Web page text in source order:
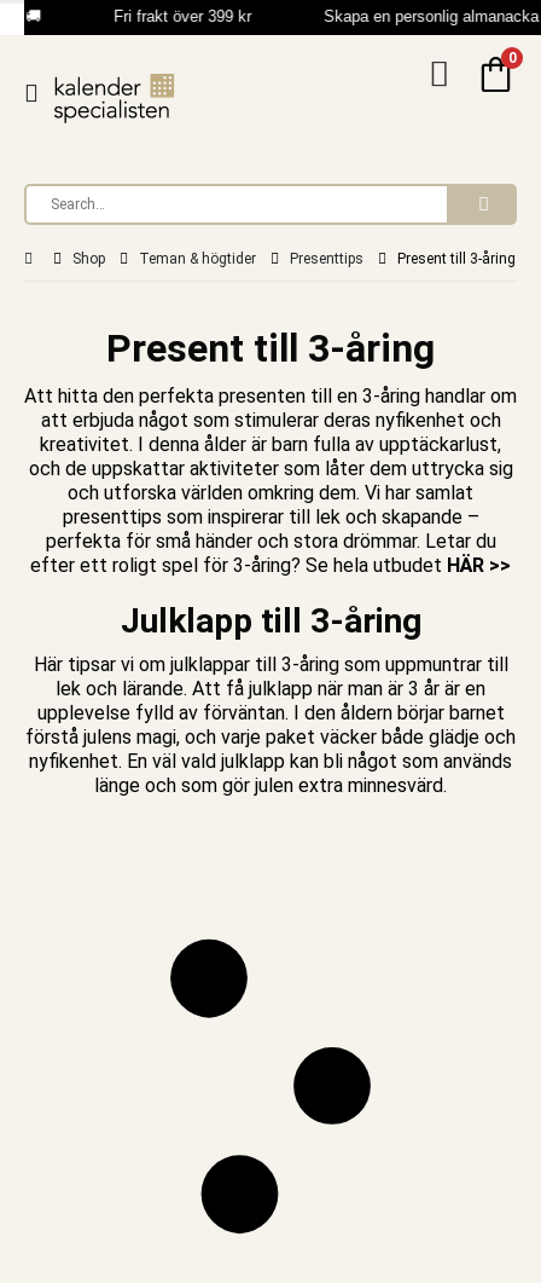
🚚 Fri frakt över 399 kr Skapa en personlig almanacka
0
Shop Teman & högtider Presenttips Present till 3-åring
Present till 3-åring
Att hitta den perfekta presenten till en 3-åring handlar om
att erbjuda något som stimulerar deras nyfikenhet och
kreativitet. I denna ålder är barn fulla av upptäckarlust,
och de uppskattar aktiviteter som låter dem uttrycka sig
och utforska världen omkring dem. Vi har samlat
presenttips som inspirerar till lek och skapande –
perfekta för små händer och stora drömmar. Letar du
efter ett roligt spel för 3-åring? Se hela utbudet HÄR >>
Julklapp till 3-åring
Här tipsar vi om julklappar till 3-åring som uppmuntrar till
lek och lärande. Att få julklapp när man är 3 år är en
upplevelse fylld av förväntan. I den åldern börjar barnet
förstå julens magi, och varje paket väcker både glädje och
nyfikenhet. En väl vald julklapp kan bli något som används
länge och som gör julen extra minnesvärd.